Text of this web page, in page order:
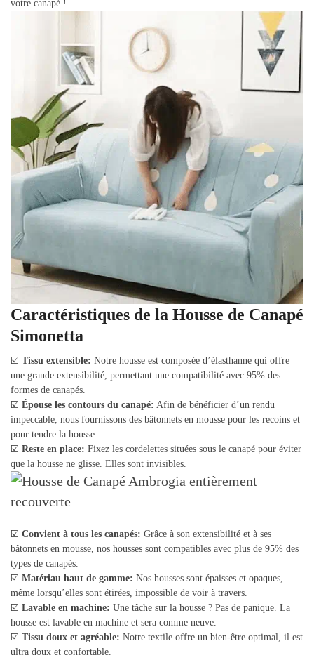
votre canapé !
Caractéristiques de la Housse de Canapé
Simonetta
☑️ Tissu extensible: Notre housse est composée d’élasthanne qui offre
une grande extensibilité, permettant une compatibilité avec 95% des
formes de canapés.
☑️ Épouse les contours du canapé: Afin de bénéficier d’un rendu
impeccable, nous fournissons des bâtonnets en mousse pour les recoins et
pour tendre la housse.
☑️ Reste en place: Fixez les cordelettes situées sous le canapé pour éviter
que la housse ne glisse. Elles sont invisibles.
☑️ Convient à tous les canapés: Grâce à son extensibilité et à ses
bâtonnets en mousse, nos housses sont compatibles avec plus de 95% des
types de canapés.
☑️ Matériau haut de gamme: Nos housses sont épaisses et opaques,
même lorsqu’elles sont étirées, impossible de voir à travers.
☑️ Lavable en machine: Une tâche sur la housse ? Pas de panique. La
housse est lavable en machine et sera comme neuve.
☑️ Tissu doux et agréable: Notre textile offre un bien-être optimal, il est
ultra doux et confortable.